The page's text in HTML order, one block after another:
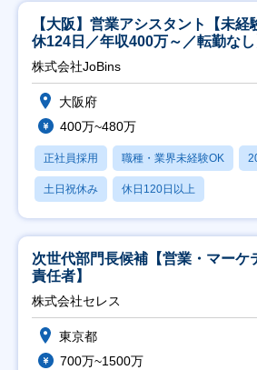
【大阪】営業アシスタント【未
休124日／年収400万～／転勤なし
株式会社JoBins
大阪府
400万~480万
正社員採用 職種・業界未経験OK
土日祝休み 休日120日以上
次世代部門長候補【営業・マーケ
責任者】
株式会社セレス
東京都
700万~1500万